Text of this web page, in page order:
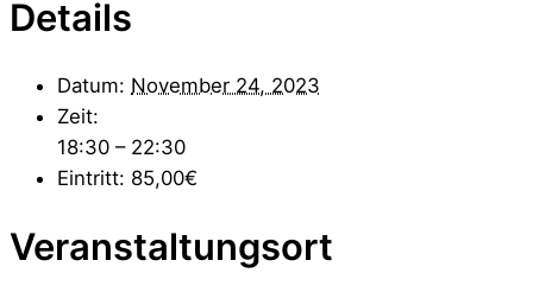
Details
Datum: November 24, 2023
Zeit:
18:30 – 22:30
Eintritt: 85,00€
Veranstaltungsort